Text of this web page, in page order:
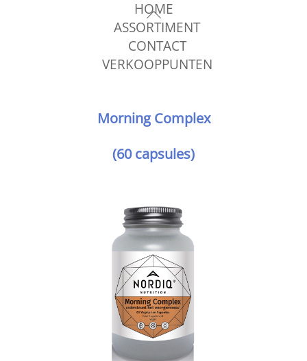
Skip
to
content
HOME
ASSORTIMENT
CONTACT
VERKOOPPUNTEN
Morning Complex
(60 capsules)
Back
To
Top